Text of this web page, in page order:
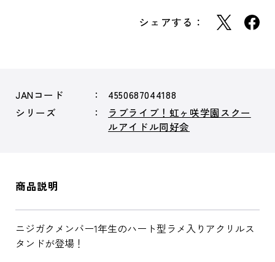
シェアする：
JANコード
4550687044188
シリーズ
ラブライブ！虹ヶ咲学園スクー
ルアイドル同好会
商品説明
ニジガクメンバー1年生のハート型ラメ入りアクリルス
タンドが登場！